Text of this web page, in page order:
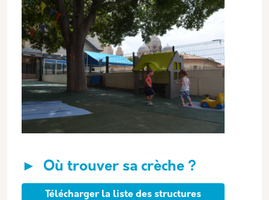
► Où trouver sa crèche ?
Télécharger la liste des structures